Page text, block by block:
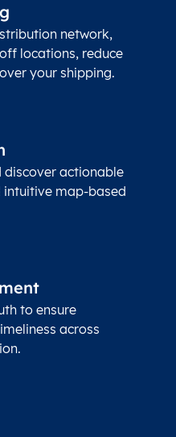
network,
locations, reduce
your shipping.
discover actionable
intuitive map-based
to ensure
across